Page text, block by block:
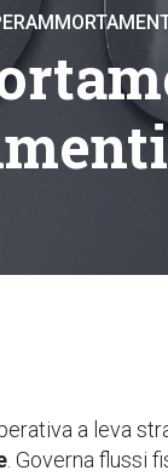
a leva
. Governa flussi